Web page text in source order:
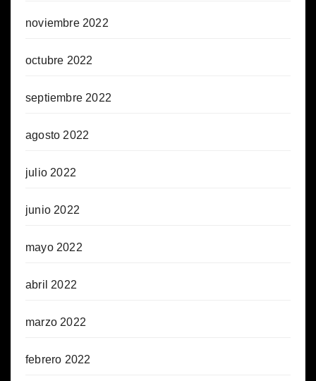
noviembre 2022
octubre 2022
septiembre 2022
agosto 2022
julio 2022
junio 2022
mayo 2022
abril 2022
marzo 2022
febrero 2022